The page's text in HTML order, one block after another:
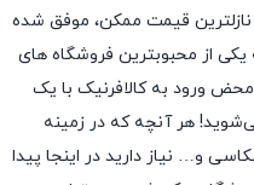
نازلترین قیمت ممکن، موفق شده
یکی از محبوبترین فروشگاه های
ورود به کالافرنیک با یک
هر آنچه که در زمینه
و… نیاز دارید در اینجا پیدا